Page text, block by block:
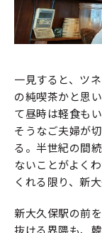
一見すると、ツ
の純喫茶かと思
て昼時は軽食も
そうなご夫婦が
る。半世紀の間
ないことがよく
くれる限り、新
新大久保駅の前
抜ける界隈も、